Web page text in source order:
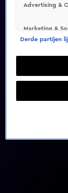
Advertising &
Marketing &
Derde partijen